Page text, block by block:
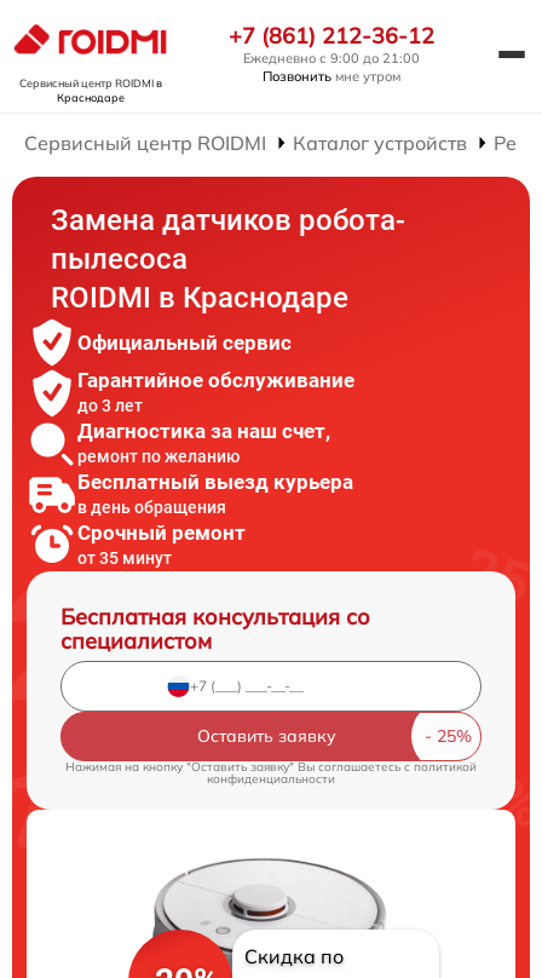
Сервисный центр ROIDMIв
Краснодаре
+7 (861) 212-36-12
Ежедневно с 9:00 до 21:00
Позвонить мне утром
Сервисный центр ROIDMI Каталог устройств
Замена датчиков робота-
пылесоса
ROIDMI в Краснодаре
Официальный сервис
Гарантийное обслуживание
до 3 лет
Диагностика за наш счет,
ремонт по желанию
Бесплатный выезд курьера
в день обращения
Срочный ремонт
от 35 минут
Бесплатная консультация со
специалистом
Оставить заявку
Нажимая на кнопку "Оставить заявку" Вы соглашаетесь cполитикой
конфиденциальности
Скидка по